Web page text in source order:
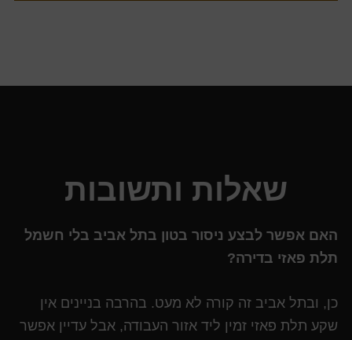
שאלות ותשובות
האם אפשר לבצע ניסור בטון בתל אביב בלי חשמל
תלת פאזי בדירה?
כן, ובתל אביב זה קורה לא מעט. בהרבה בניינים אין
שקע תלת פאזי זמין ליד אזור העבודה, אבל עדיין אפשר